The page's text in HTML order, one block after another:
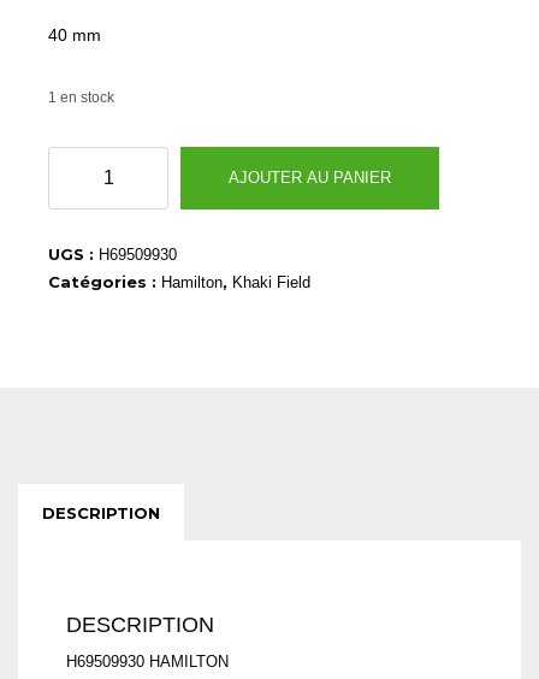
40 mm
1 en stock
H69509930
AJOUTER AU PANIER
UGS : H69509930
Catégories : Hamilton, Khaki Field
DESCRIPTION
DESCRIPTION
H69509930 HAMILTON